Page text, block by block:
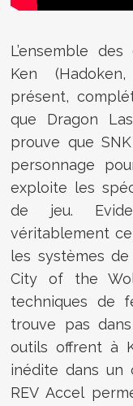
L’ensemble
Ken
présent,
que Dragon
prouve que
personnage
exploite les
de jeu.
véritablement
les systèmes de
City of the
techniques de
trouve pas
outils offrent à
inédite dans un
REV Accel